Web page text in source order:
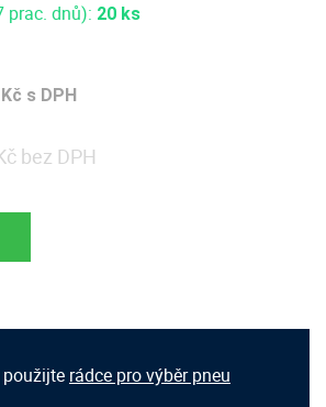
prac. dnů): 20 ks
s DPH
bez DPH
použijte rádce pro výběr pneu